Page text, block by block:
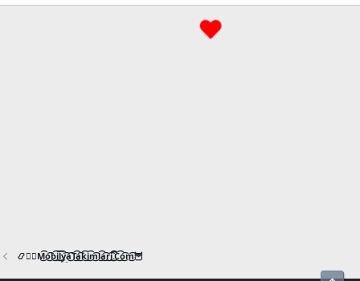
📿🧙‍♂️M͜͡o͜͡b͜͡i͜͡l͜͡y͜͡a͜͡T͜͡a͜͡k͜͡i͜͡m͜͡l͜͡a͜͡r͜͡i͜͡.͜͡C͜͡o͜͡m͜͡🦉